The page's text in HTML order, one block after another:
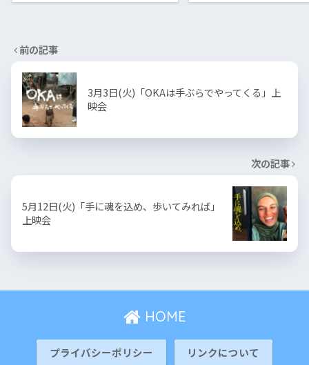
前の記事
3月3日(火)「OKAは手ぶらでやってくる」上
映会
次の記事
5月12日(火)「手に魂を込め、歩いてみれば」
上映会
HOME
プライバシーポリシー リンクについて